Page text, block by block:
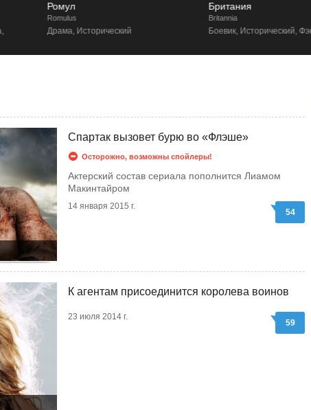
Исторический Боевик, Исторический, Фэнтези, Драма
Спартак вызовет бурю во «Флэше»
Осторожно, возможны спойлеры!
Актерский состав сериала пополнится Лиамом
Макинтайром
14 января 2015 г.
54
К агентам присоединится королева воинов
23 июля 2014 г.
59